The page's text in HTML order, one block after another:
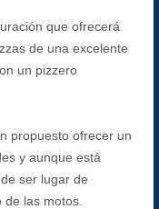
que ofrecerá
de una excelente
un pizzero
propuesto ofrecer un
y aunque está
ser lugar de
las motos.